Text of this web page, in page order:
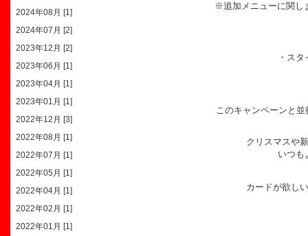
※追加メニューに関し
・ス
このキャンペーンと
クリスマスや
いつも
カードが欲し
2024年08月 [1]
2024年07月 [2]
2023年12月 [2]
2023年06月 [1]
2023年04月 [1]
2023年01月 [1]
2022年12月 [3]
2022年08月 [1]
2022年07月 [1]
2022年05月 [1]
2022年04月 [1]
2022年02月 [1]
2022年01月 [1]